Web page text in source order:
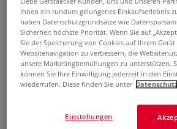
19,82€ 8,02€
0,25 l | 1 l
Ihnen ein rundum gelungenes Einkaufserlebnis
haben Datenschutzgrundsätze wie
Sicherheit höchste Priorität. Wenn Sie auf
Sie der Speicherung von Cookies auf Ihrem
Websitenavigation zu verbessern, die
unsere Marketingbemühungen zu unterstützen.
können Sie Ihre Einwilligung jederzeit in den
wiederrufen. Diese finden Sie unter Datenschutz
Einstellungen